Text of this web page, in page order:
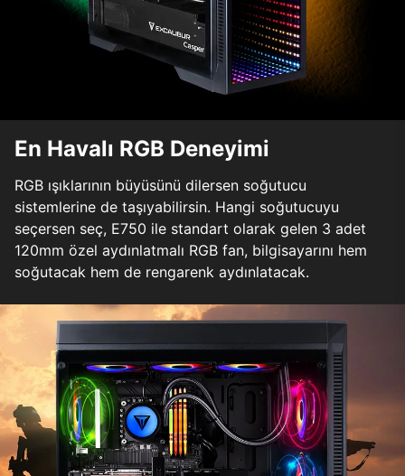
En Havalı RGB Deneyimi
RGB ışıklarının büyüsünü dilersen soğutucu
sistemlerine de taşıyabilirsin. Hangi soğutucuyu
seçersen seç, E750 ile standart olarak gelen 3 adet
120mm özel aydınlatmalı RGB fan, bilgisayarını hem
soğutacak hem de rengarenk aydınlatacak.